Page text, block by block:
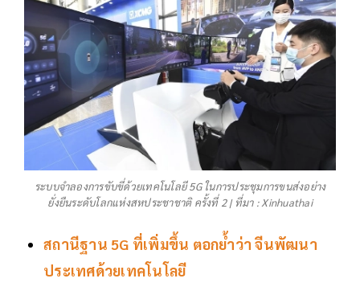
ระบบจำลองการขับขี่ด้วยเทคโนโลยี 5G ในการประชุมการขนส่งอย่าง
ยั่งยืนระดับโลกแห่งสหประชาชาติ ครั้งที่ 2 | ที่มา : Xinhuathai
สถานีฐาน 5G ที่เพิ่มขึ้น ตอกย้ำว่า จีนพัฒนา
ประเทศด้วยเทคโนโลยี